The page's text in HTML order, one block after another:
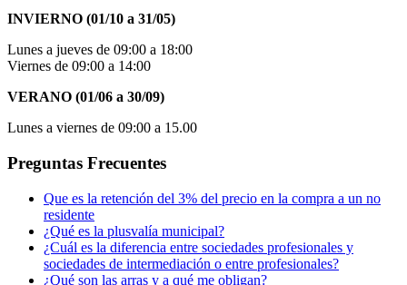
INVIERNO (01/10 a 31/05)
Lunes a jueves de 09:00 a 18:00
Viernes de 09:00 a 14:00
VERANO (01/06 a 30/09)
Lunes a viernes de 09:00 a 15.00
Preguntas Frecuentes
Que es la retención del 3% del precio en la compra a un no
residente
¿Qué es la plusvalía municipal?
¿Cuál es la diferencia entre sociedades profesionales y
sociedades de intermediación o entre profesionales?
¿Qué son las arras y a qué me obligan?